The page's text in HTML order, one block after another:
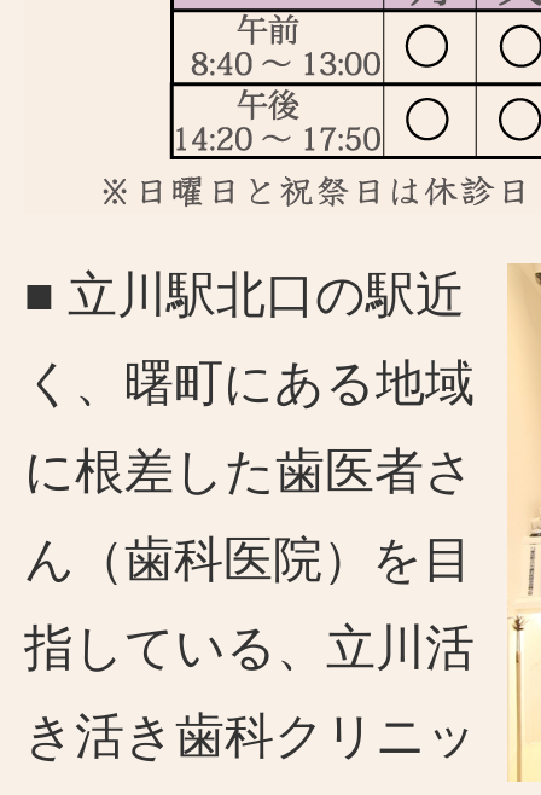
■ 立川駅北口の駅近
く、曙町にある地域
に根差した歯医者さ
ん（歯科医院）を目
指している、立川活
き活き歯科クリニッ